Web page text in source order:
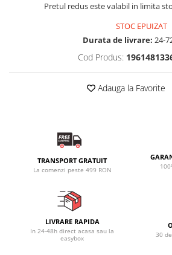
Pretul redus este valabil in limita
STOC EPUIZAT
Durata de livrare: 24-
Cod Produs:
Adauga la Favorite
TRANSPORT GRATUIT
La comenzi peste 499 RON
LIVRARE RAPIDA
In 24-48h direct acasa sau la
easybox
30